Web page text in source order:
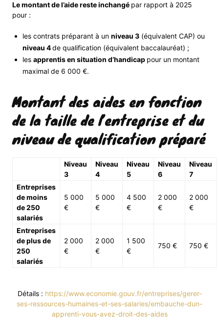
Le montant de l’aide reste inchangé par rapport à 2025
pour :
les contrats préparant à un niveau 3 (équivalent CAP) ou
niveau 4de qualification (équivalent baccalauréat) ;
les apprentis en situation d’handicap pour un montant
maximal de 6 000 €.
Montant des aides en fonction
de la taille de l’entreprise et du
niveau de qualification préparé
Niveau
3
Niveau
4
Niveau
5
Niveau
6
Niveau
7
Entreprises
de moins
de 250
salariés
5 000
€
5 000
€
4 500
€
2 000
€
2 000
€
Entreprises
de plus de
250
salariés
2 000
€
2 000
€
1 500
€
750 € 750 €
Détails : https://www.economie.gouv.fr/entreprises/gerer-
ses-ressources-humaines-et-ses-salaries/embauche-dun-
apprenti-vous-avez-droit-des-aides